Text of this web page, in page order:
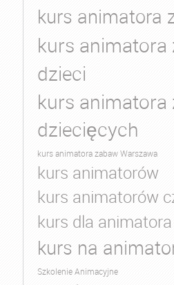
kurs animatora
kurs animatora
dzieci
kurs animatora
dziecięcych
kurs animatora zabaw Warszawa
kurs animatorów
kurs animatorów
kurs dla animatora
kurs na
Szkolenie Animacyjne